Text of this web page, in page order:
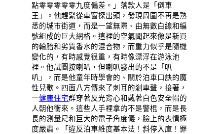
點零零零零零九度偏差。」落款人是「倒車
王」。他趕緊從車窗探出頭，發現周圍不再是熟
悉的城市街道，而是一望無際、由無數白線和編
號組成的巨大網格。這裡的空氣聞起來像是新買
的輪胎和劣質香水的混合物，而重力似乎是隨機
變化的，有時感覺很重，有時像漂浮在游泳池
裡。他試圖按喇叭，但喇叭發出的不是「叭
叭」，而是他童年時學會的、關於泊車口訣的魔
性兒歌。四面八方傳來了刺耳的剎車聲，接著，
一健康住宅群穿著反光背心和戴著白色安全帽的
人朝他衝來。這些人手裡拿的不是警棍，而是長
長的測量尺和巨大的電子角度儀，臉上的表情極
度嚴肅。「違反泊車維度基本法！斜停入庫！罪